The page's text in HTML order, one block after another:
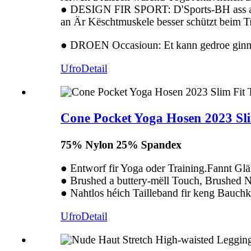
● DESIGN FIR SPORT: D'Sports-BH ass
an Är Këschtmuskele besser schützt beim
● DROEN Occasioun: Et kann gedroe
UfroDetail
Cone Pocket Yoga Hosen 2023
75% Nylon 25% Spandex
● Entworf fir Yoga oder Training.Fannt
● Brushed a buttery-mëll Touch, Brushed
● Nahtlos héich Tailleband fir keng
UfroDetail